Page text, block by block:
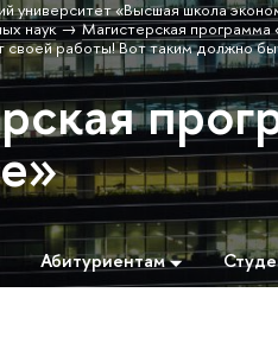
университет «Высшая школа
наук Магистерская программа
работы! Вот таким должно
Абитуриентам